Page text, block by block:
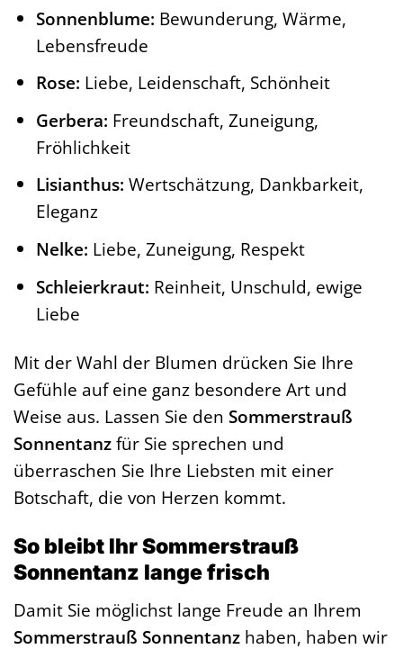
Sonnenblume: Bewunderung, Wärme,
Lebensfreude
Rose: Liebe, Leidenschaft, Schönheit
Gerbera: Freundschaft, Zuneigung,
Fröhlichkeit
Lisianthus: Wertschätzung, Dankbarkeit,
Eleganz
Nelke: Liebe, Zuneigung, Respekt
Schleierkraut: Reinheit, Unschuld, ewige
Liebe
Mit der Wahl der Blumen drücken Sie Ihre
Gefühle auf eine ganz besondere Art und
Weise aus. Lassen Sie den Sommerstrauß
Sonnentanzfür Sie sprechen und
überraschen Sie Ihre Liebsten mit einer
Botschaft, die von Herzen kommt.
So bleibt Ihr Sommerstrauß
Sonnentanz lange frisch
Damit Sie möglichst lange Freude an Ihrem
Sommerstrauß Sonnentanz haben, haben wir